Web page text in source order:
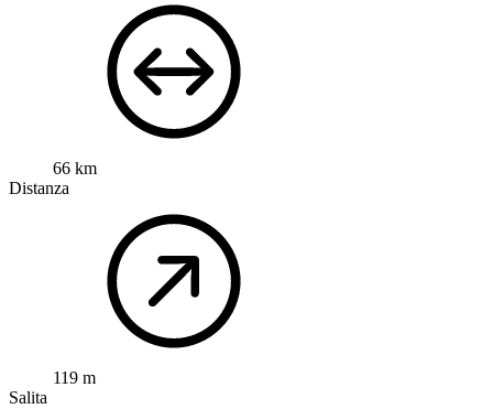
66 km
Distanza
119 m
Salita